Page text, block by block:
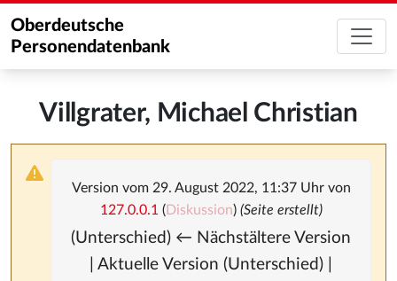
Oberdeutsche
Personendatenbank
Villgrater, Michael Christian
Version vom 29. August 2022, 11:37 Uhr von
127.0.0.1 (Diskussion) (Seite erstellt)
(Unterschied) ← Nächstältere Version
| Aktuelle Version (Unterschied) |